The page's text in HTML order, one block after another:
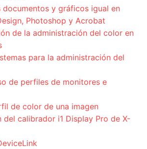
documentos y gráficos igual en
Photoshop y Acrobat
de la administración del color en
para la administración del
de perfiles de monitores e
de color de una imagen
del calibrador i1 Display Pro de X-